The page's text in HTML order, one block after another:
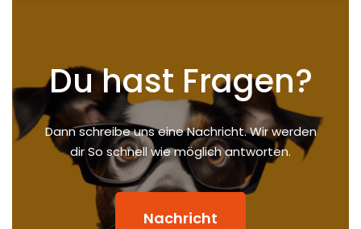
Du hast Fragen?
Dann schreibe uns eine Nachricht. Wir werden
dir So schnell wie möglich antworten.
Nachricht